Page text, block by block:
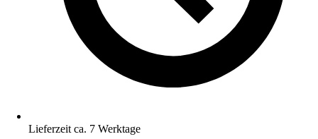
Lieferzeit ca. 7 Werktage